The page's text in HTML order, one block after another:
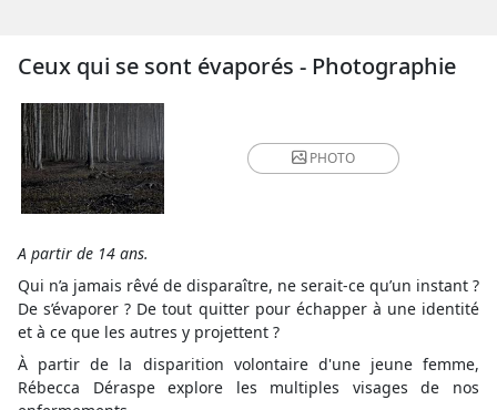
Ceux qui se sont évaporés - Photographie
PHOTO
A partir de 14 ans.
Qui n’a jamais rêvé de disparaître, ne serait-ce qu’un instant ?
De s’évaporer ? De tout quitter pour échapper à une identité
et à ce que les autres y projettent ?
À partir de la disparition volontaire d'une jeune femme,
Rébecca Déraspe explore les multiples visages de nos